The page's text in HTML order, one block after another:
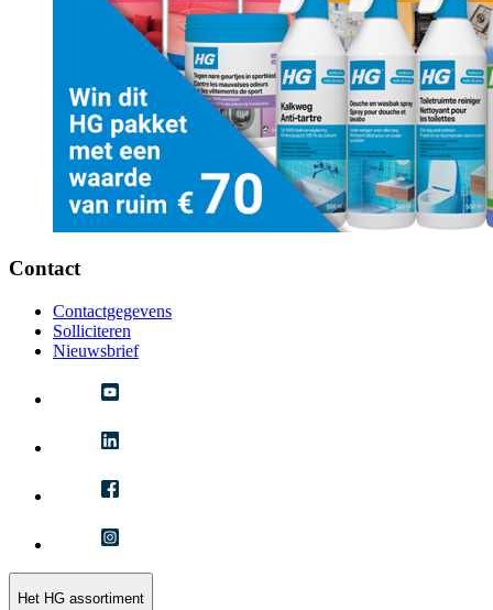
Contact
Contactgegevens
Solliciteren
Nieuwsbrief
Het HG assortiment